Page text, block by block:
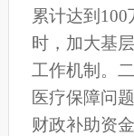
累计达到100
时，加大基
工作机制。
医疗保障问
财政补助资